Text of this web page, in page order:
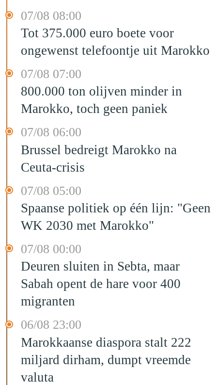
07/08 08:00
Tot 375.000 euro boete voor
ongewenst telefoontje uit Marokko
07/08 07:00
800.000 ton olijven minder in
Marokko, toch geen paniek
07/08 06:00
Brussel bedreigt Marokko na
Ceuta-crisis
07/08 05:00
Spaanse politiek op één lijn: "Geen
WK 2030 met Marokko"
07/08 00:00
Deuren sluiten in Sebta, maar
Sabah opent de hare voor 400
migranten
06/08 23:00
Marokkaanse diaspora stalt 222
miljard dirham, dumpt vreemde
valuta